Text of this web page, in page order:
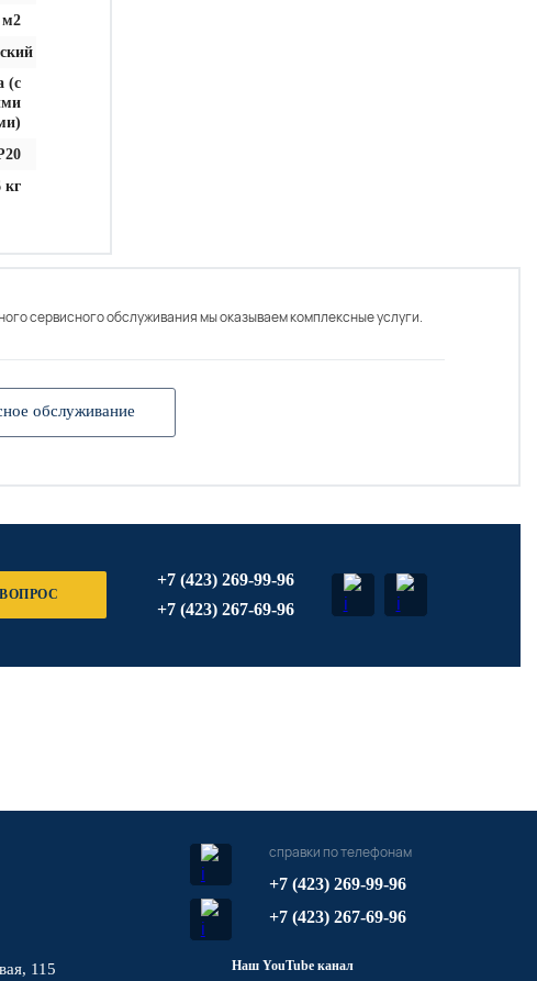
м2
(с
кг
сервисного обслуживания мы оказываем комплексные услуги.
обслуживание
+7 (423) 269-99-96
+7 (423) 267-69-96
115
справки по телефонам
+7 (423) 269-99-96
+7 (423) 267-69-96
Наш YouTube канал